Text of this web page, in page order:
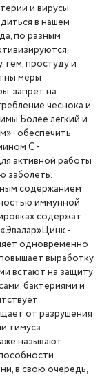
и вирусы
в нашем
по разным
тем, простуду и
меры
запрет на
чеснока и
легкий и
- обеспечить
С -
активной работы
заболеть.
содержанием
иммунной
содержат
-
одновременно
выработку
встают на защиту
бактериями и
от разрушения
тимуса
называют
в свою очередь,